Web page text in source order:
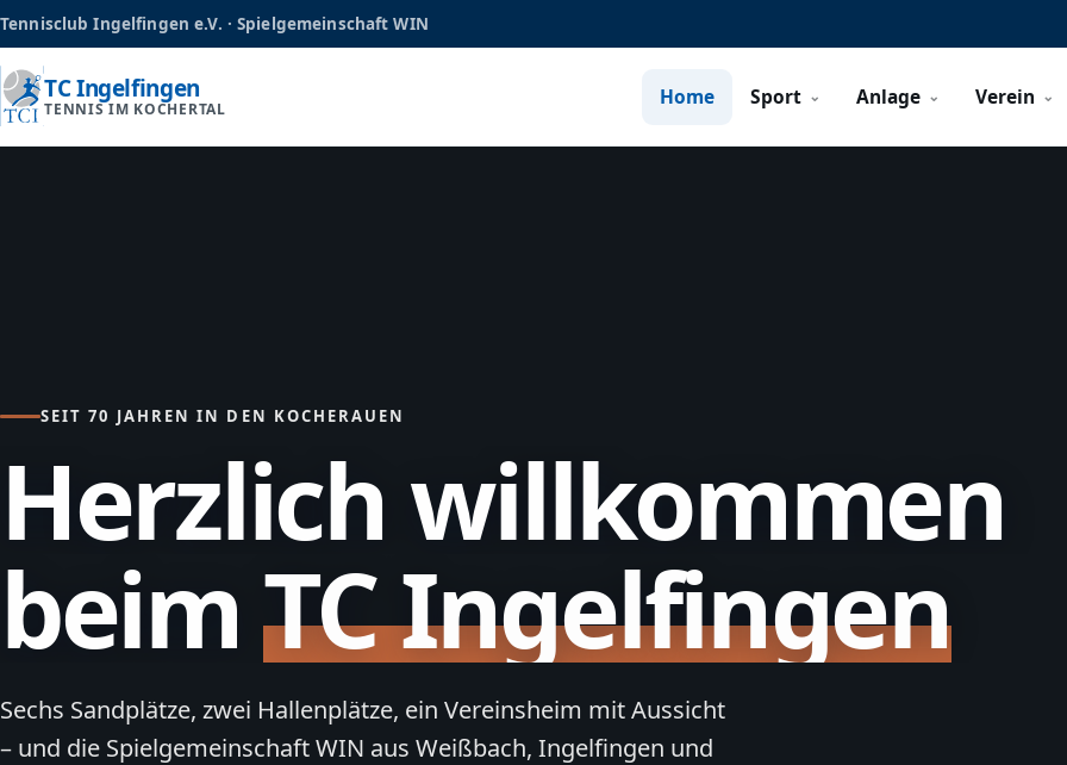
Tennisclub Ingelfingen e.V. · Spielgemeinschaft WIN
TC Ingelfingen
TENNIS IM KOCHERTAL Home Sport Anlage Verein
SEIT 70 JAHREN IN DEN KOCHERAUEN
Herzlich willkommen
beimTC Ingelfingen
Sechs Sandplätze, zwei Hallenplätze, ein Vereinsheim mit Aussicht
– und die Spielgemeinschaft WIN aus Weißbach, Ingelfingen und